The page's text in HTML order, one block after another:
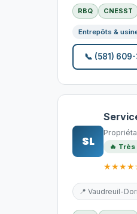
RBQ CNESST
Entrepôts &
📞 (581)
SL 🔥
📍 Vaudreuil-